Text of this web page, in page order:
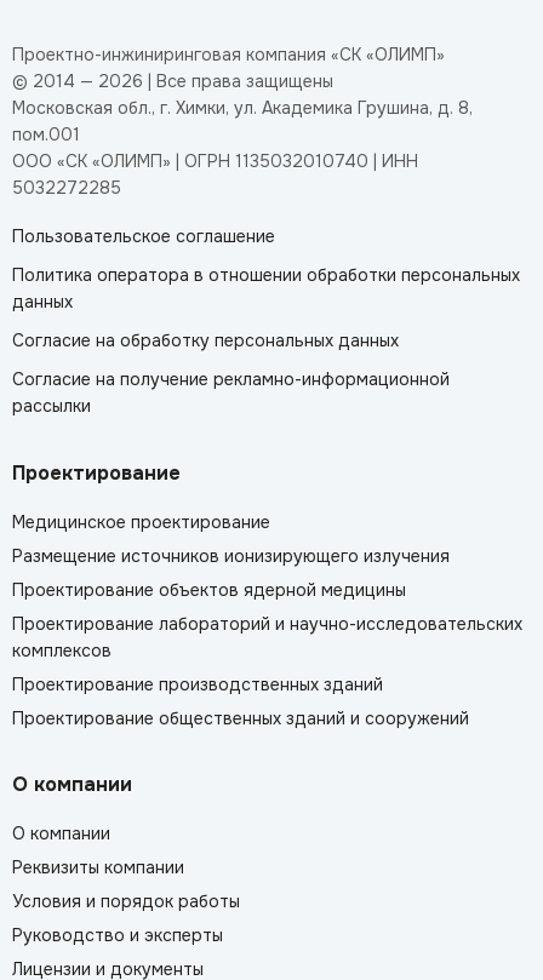
Проектно-инжиниринговая компания «СК «ОЛИМП»
© 2014 — 2026 | Все права защищены
Московская обл., г. Химки, ул. Академика Грушина, д. 8,
пом.001
ООО «СК «ОЛИМП» | ОГРН 1135032010740 | ИНН
5032272285
Пользовательское соглашение
Политика оператора в отношении обработки персональных
данных
Согласие на обработку персональных данных
Согласие на получение рекламно-информационной
рассылки
Проектирование
Медицинское проектирование
Размещение источников ионизирующего излучения
Проектирование объектов ядерной медицины
Проектирование лабораторий и научно-исследовательских
комплексов
Проектирование производственных зданий
Проектирование общественных зданий и сооружений
О компании
О компании
Реквизиты компании
Условия и порядок работы
Руководство и эксперты
Лицензии и документы